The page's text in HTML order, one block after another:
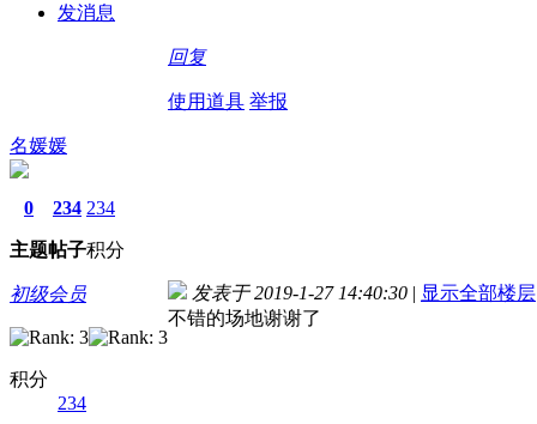
发消息
回复
使用道具 举报
名媛媛
0
主题
234
帖子
234
积分
初级会员
积分
234
发表于 2019-1-27 14:40:30 | 显示全部楼层
不错的场地谢谢了